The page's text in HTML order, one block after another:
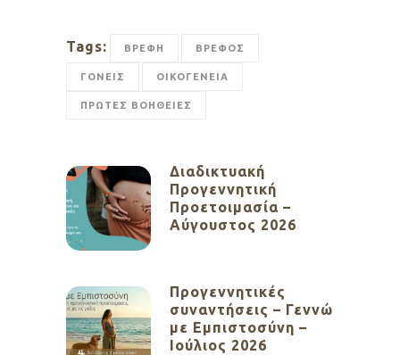
Tags: ΒΡΕΦΗ ΒΡΕΦΟΣ
ΓΟΝΕΙΣ ΟΙΚΟΓΕΝΕΙΑ
ΠΡΩΤΕΣ ΒΟΗΘΕΙΕΣ
Διαδικτυακή
Προγεννητική
Προετοιμασία –
Αύγουστος 2026
Προγεννητικές
συναντήσεις – Γεννώ
με Εμπιστοσύνη –
Ιούλιος 2026